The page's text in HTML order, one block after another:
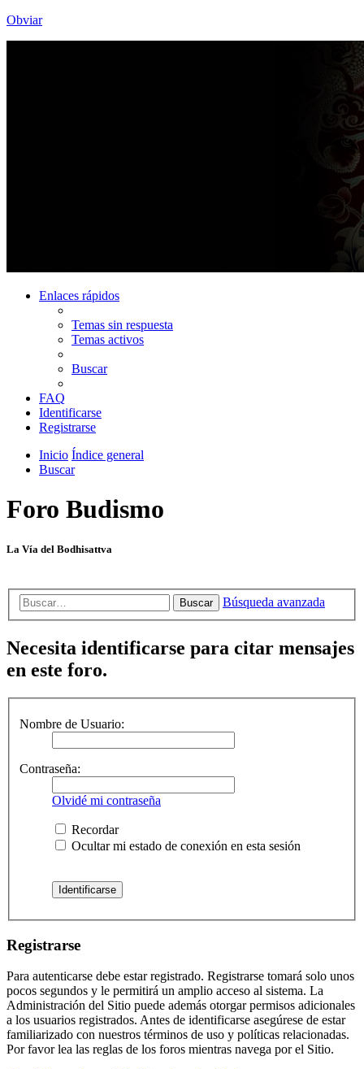
Obviar
Enlaces rápidos
Temas sin respuesta
Temas activos
Buscar
FAQ
Identificarse
Registrarse
Inicio Índice general
Buscar
Foro Budismo
La Vía del Bodhisattva
Buscar Búsqueda avanzada
Necesita identificarse para citar mensajes
en este foro.
Nombre de Usuario:
Contraseña:
Olvidé mi contraseña
Recordar
Ocultar mi estado de conexión en esta sesión
Registrarse
Para autenticarse debe estar registrado. Registrarse tomará solo unos
pocos segundos y le permitirá un amplio acceso al sistema. La
Administración del Sitio puede además otorgar permisos adicionales
a los usuarios registrados. Antes de identificarse asegúrese de estar
familiarizado con nuestros términos de uso y políticas relacionadas.
Por favor lea las reglas de los foros mientras navega por el Sitio.